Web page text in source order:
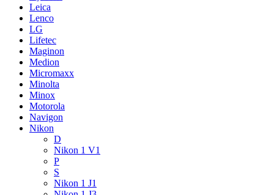
Leica
Lenco
LG
Lifetec
Maginon
Medion
Micromaxx
Minolta
Minox
Motorola
Navigon
Nikon
D
Nikon 1 V1
P
S
Nikon 1 J1